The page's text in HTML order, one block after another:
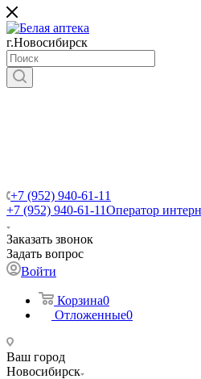
г.Новосибирск
+7 (952) 940-61-11
+7 (952) 940-61-11Оператор
Заказать звонок
Задать вопрос
Войти
Корзина0
Отложенные0
Ваш город
Новосибирск